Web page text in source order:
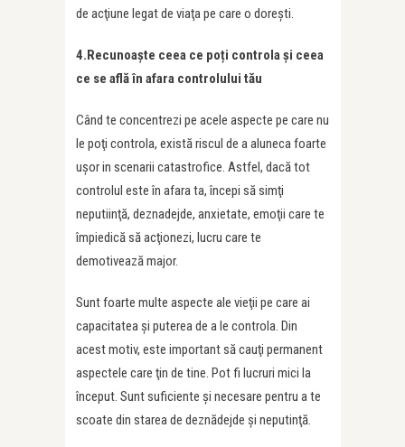
de acţiune legat de viaţa pe care o doreşti.
4.Recunoaşte ceea ce poți controla şi ceea
ce se află în afara controlului tău
Când te concentrezi pe acele aspecte pe care nu
le poţi controla, există riscul de a aluneca foarte
uşor in scenarii catastrofice. Astfel, dacă tot
controlul este în afara ta, începi să simţi
neputiinţă, deznadejde, anxietate, emoţii care te
împiedică să acţionezi, lucru care te
demotivează major.
Sunt foarte multe aspecte ale vieţii pe care ai
capacitatea şi puterea de a le controla. Din
acest motiv, este important să cauţi permanent
aspectele care ţin de tine. Pot fi lucruri mici la
început. Sunt suficiente şi necesare pentru a te
scoate din starea de deznădejde şi neputinţă.